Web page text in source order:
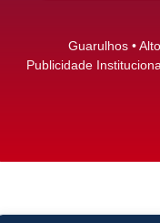
Guarulhos •
Publicidade